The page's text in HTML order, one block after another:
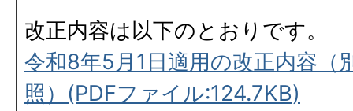
改正内容は以下のとおりです。
令和8年5月1日適用の改正内容（
照）(PDFファイル:124.7KB)